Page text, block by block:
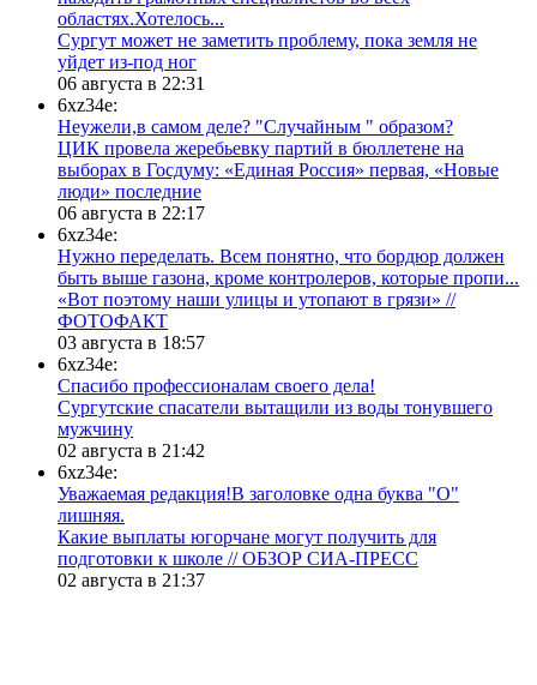
областях.Хотелось...
Сургут может не заметить проблему, пока земля не
уйдет из-под ног
06 августа в 22:31
6xz34e:
Неужели,в самом деле? "Случайным " образом?
ЦИК провела жеребьевку партий в бюллетене на
выборах в Госдуму: «Единая Россия» первая, «Новые
люди» последние
06 августа в 22:17
6xz34e:
Нужно переделать. Всем понятно, что бордюр должен
быть выше газона, кроме контролеров, которые пропи...
«Вот поэтому наши улицы и утопают в грязи» //
ФОТОФАКТ
03 августа в 18:57
6xz34e:
Спасибо профессионалам своего дела!
Сургутские спасатели вытащили из воды тонувшего
мужчину
02 августа в 21:42
6xz34e:
Уважаемая редакция!В заголовке одна буква "О"
лишняя.
Какие выплаты югорчане могут получить для
подготовки к школе // ОБЗОР СИА-ПРЕСС
02 августа в 21:37